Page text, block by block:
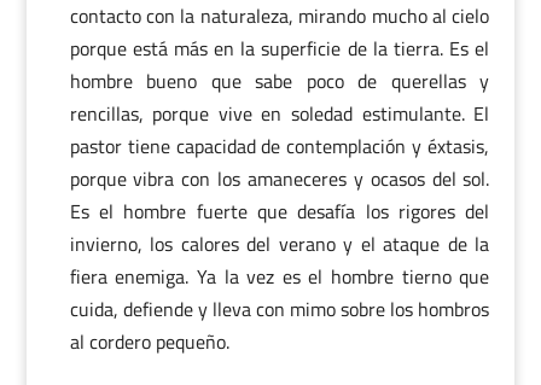
contacto con la naturaleza, mirando mucho al cielo
porque está más en la superficie de la tierra. Es el
hombre bueno que sabe poco de querellas y
rencillas, porque vive en soledad estimulante. El
pastor tiene capacidad de contemplación y éxtasis,
porque vibra con los amaneceres y ocasos del sol.
Es el hombre fuerte que desafía los rigores del
invierno, los calores del verano y el ataque de la
fiera enemiga. Ya la vez es el hombre tierno que
cuida, defiende y lleva con mimo sobre los hombros
al cordero pequeño.